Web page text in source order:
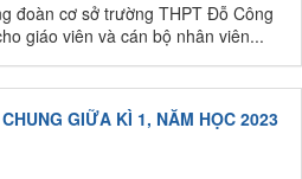
đoàn cơ sở trường THPT Đỗ Công
giáo viên và cán bộ nhân viên...
GIỮA KÌ 1, NĂM HỌC 2023